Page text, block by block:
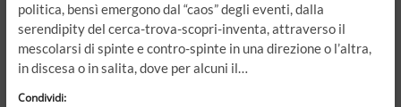
politica, bensì emergono dal “caos” degli eventi, dalla
serendipity del cerca-trova-scopri-inventa, attraverso il
mescolarsi di spinte e contro-spinte in una direzione o l’altra,
in discesa o in salita, dove per alcuni il…
Condividi: